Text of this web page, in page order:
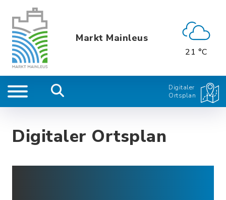
Markt Mainleus
21 °C
Digitaler
Ortsplan
Digitaler Ortsplan